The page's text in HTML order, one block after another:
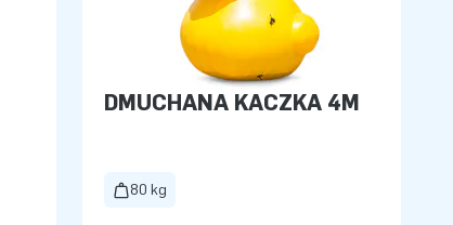
DMUCHANA KACZKA 4M
80 kg